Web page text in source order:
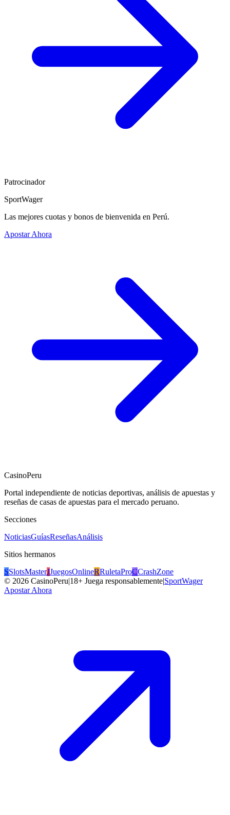
Patrocinador
SportWager
Las mejores cuotas y bonos de bienvenida en Perú.
Apostar Ahora
CasinoPeru
Portal independiente de noticias deportivas, análisis de apuestas y
reseñas de casas de apuestas para el mercado peruano.
Secciones
NoticiasGuíasReseñasAnálisis
Sitios hermanos
SSlotsMasterJJuegosOnlineRRuletaProCCrashZone
© 2026 CasinoPeru|18+ Juega responsablemente|SportWager
Apostar Ahora